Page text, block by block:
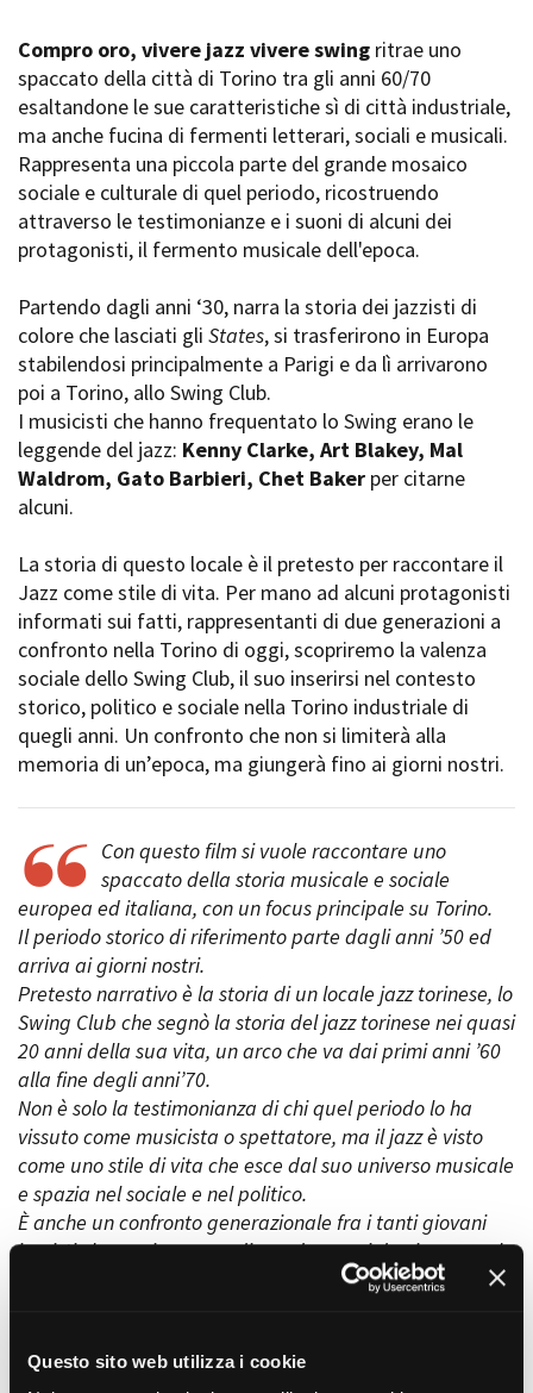
Questo sito web utilizza i cookie
Location scouting
Spazi nella sede FCTP
Sala Casting
Sala Paolo Tenna
FILM FUNDS
Piemonte Film Tv Fund
Piemonte Film Tv
Piemonte Doc Film Fund
Short Film Fund
PRODUCTION GUIDE
Società di produzione
Strutture di servizio
Professionisti
Attrici-Attori
LOCATION GUIDE
FILM DATABASE
BOOK DATABASE
NEWS
Rotterdam
Berlinale Internationalen
Filmfestspiele Berlin
Festival de Cannes
Biografilm Festival - Bio to B
Industry Days
Locarno Film Festival
Mostra Internazionale d’Arte
Cinematografica Venezia
Festival
Festa del Cinema di Roma
Torino Film Festival
David di Donatello
Nastri d’Argento
Premio Solinas
STRUMENTI
Location - Nuovo utente
Newsletter
Lavora con noi
Stage - Tirocini - Scuola e
Lavoro
Elenco Operatori Economici
per affidamento lavori in
economia
Amministrazione trasparente
Bandi e gare
Contatti
Privacy
Cookie policy
Whistleblowing
Credits
Compro oro, vivere jazz vivere swing ritrae uno
spaccato della città di Torino tra gli anni 60/70
esaltandone le sue caratteristiche sì di città industriale,
ma anche fucina di fermenti letterari, sociali e musicali.
Rappresenta una piccola parte del grande mosaico
sociale e culturale di quel periodo, ricostruendo
attraverso le testimonianze e i suoni di alcuni dei
protagonisti, il fermento musicale dell'epoca.
Partendo dagli anni ‘30, narra la storia dei jazzisti di
colore che lasciati gli States, si trasferirono in Europa
stabilendosi principalmente a Parigi e da lì arrivarono
poi a Torino, allo Swing Club.
I musicisti che hanno frequentato lo Swing erano le
leggende del jazz: Kenny Clarke, Art Blakey, Mal
Waldrom, Gato Barbieri, Chet Baker per citarne
alcuni.
La storia di questo locale è il pretesto per raccontare il
Jazz come stile di vita. Per mano ad alcuni protagonisti
informati sui fatti, rappresentanti di due generazioni a
confronto nella Torino di oggi, scopriremo la valenza
sociale dello Swing Club, il suo inserirsi nel contesto
storico, politico e sociale nella Torino industriale di
quegli anni. Un confronto che non si limiterà alla
memoria di un’epoca, ma giungerà fino ai giorni nostri.
Con questo film si vuole raccontare uno
spaccato della storia musicale e sociale
europea ed italiana, con un focus principale su Torino.
Il periodo storico di riferimento parte dagli anni ’50 ed
arriva ai giorni nostri.
Pretesto narrativo è la storia di un locale jazz torinese, lo
Swing Club che segnò la storia del jazz torinese nei quasi
20 anni della sua vita, un arco che va dai primi anni ’60
alla fine degli anni’70.
Non è solo la testimonianza di chi quel periodo lo ha
vissuto come musicista o spettatore, ma il jazz è visto
come uno stile di vita che esce dal suo universo musicale
e spazia nel sociale e nel politico.
È anche un confronto generazionale fra i tanti giovani
jazzisti che oggi cercano di guadagnarsi da vivere con la
loro musica e la generazione dei loro nonni che hanno
REGIA